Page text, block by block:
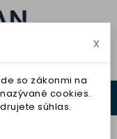


x
so zákonmi na
cookies.
súhlas.